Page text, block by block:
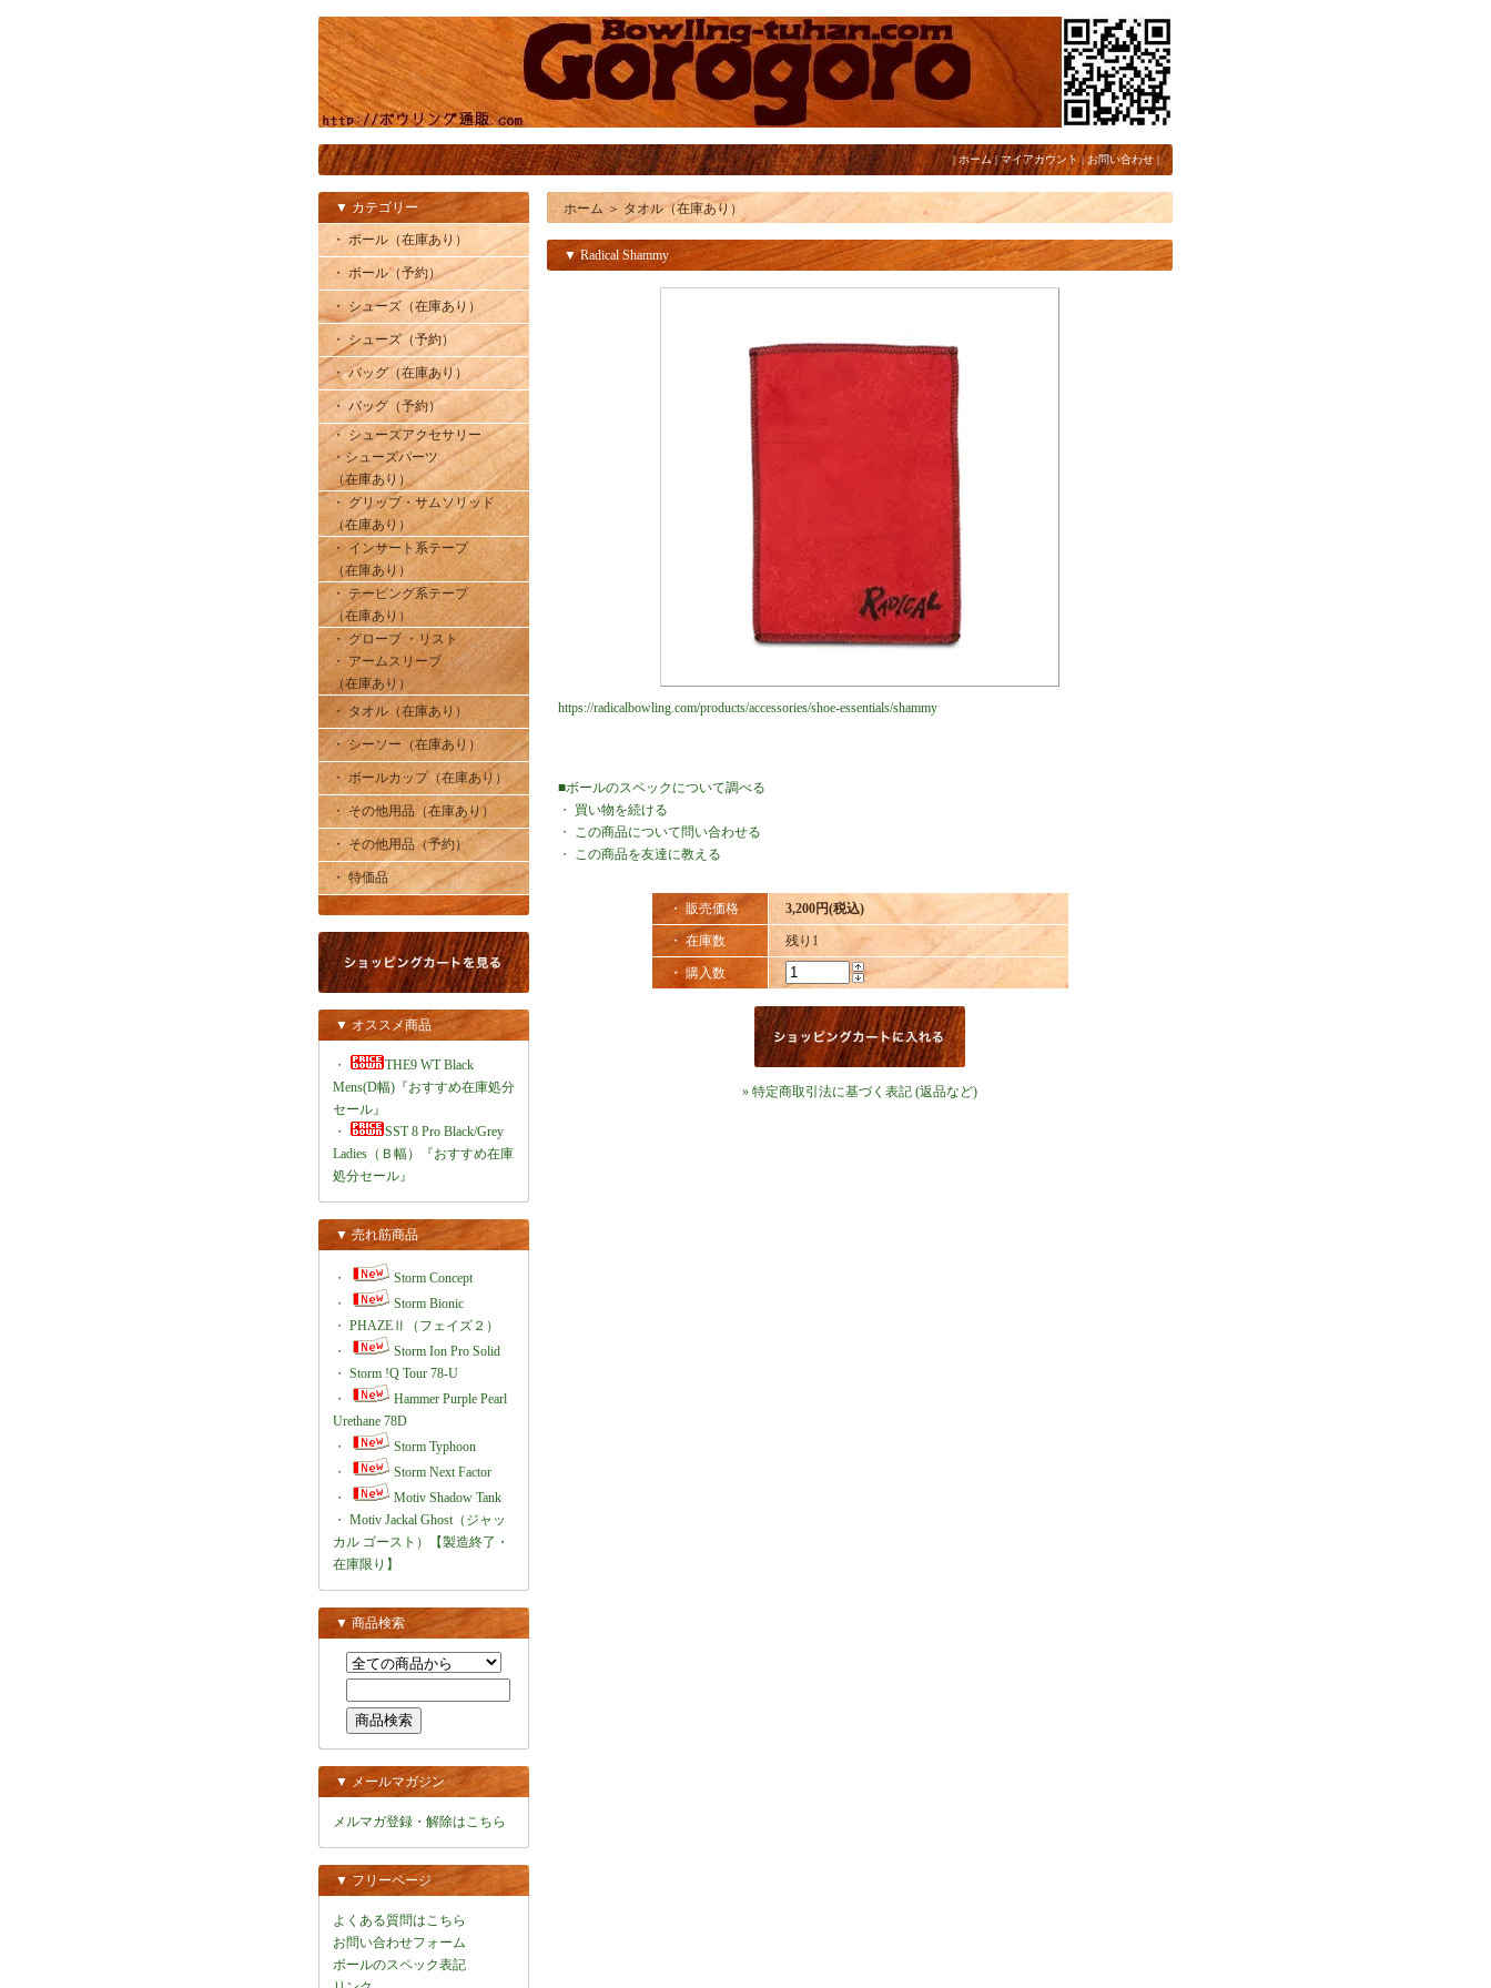
|ホーム|マイアカウント | お問い合わせ |
▼ カテゴリー
・ ボール（在庫あり）
・ ボール（予約）
・ シューズ（在庫あり）
・ シューズ（予約）
・ バッグ（在庫あり）
・ バッグ（予約）
・ シューズアクセサリー
・シューズパーツ
（在庫あり）
・ グリップ・サムソリッド
（在庫あり）
・ インサート系テープ
（在庫あり）
・ テーピング系テープ
（在庫あり）
・ グローブ ・リスト
・ アームスリーブ
（在庫あり）
・ タオル（在庫あり）
・ シーソー（在庫あり）
・ ボールカップ（在庫あり）
・ その他用品（在庫あり）
・ その他用品（予約）
・ 特価品
▼ オススメ商品
・
THE9 WT Black
Mens(D幅)『おすすめ在庫処分
セール』
・
SST 8 Pro Black/Grey
Ladies（Ｂ幅）『おすすめ在庫
処分セール』
▼ 売れ筋商品
・
Storm Concept
・
Storm Bionic
・ PHAZEⅡ（フェイズ２）
・
Storm Ion Pro Solid
・ Storm !Q Tour 78-U
・
Hammer Purple Pearl
Urethane 78D
・
Storm Typhoon
・
Storm Next Factor
・
Motiv Shadow Tank
・ Motiv Jackal Ghost（ジャッ
カル ゴースト）【製造終了・
在庫限り】
▼ 商品検索
▼ メールマガジン
メルマガ登録・解除はこちら
▼ フリーページ
よくある質問はこちら
お問い合わせフォーム
ボールのスペック表記
ホーム ＞ タオル（在庫あり）
▼ Radical Shammy
https://radicalbowling.com/products/accessories/shoe-essentials/shammy
■ボールのスペックについて調べる
・ 買い物を続ける
・ この商品について問い合わせる
・ この商品を友達に教える
・ 販売価格 3,200円(税込)
・ 在庫数 残り1
・ 購入数
» 特定商取引法に基づく表記 (返品など)